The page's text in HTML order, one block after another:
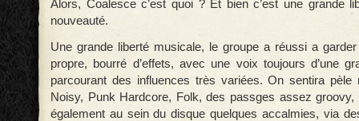
Alors, Coalesce c’est quoi ? Et bien c’est une grande
nouveauté.
Une grande liberté musicale, le groupe a réussi a
propre, bourré d’effets, avec une voix toujours d’une
parcourant des influences très variées. On sentira pèle
Noisy, Punk Hardcore, Folk, des passges assez
également au sein du disque quelques accalmies, via